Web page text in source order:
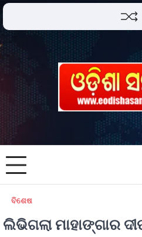
ବିଶେଷ
ଲିଭିଗଲା ମାହାଙ୍ଗାର